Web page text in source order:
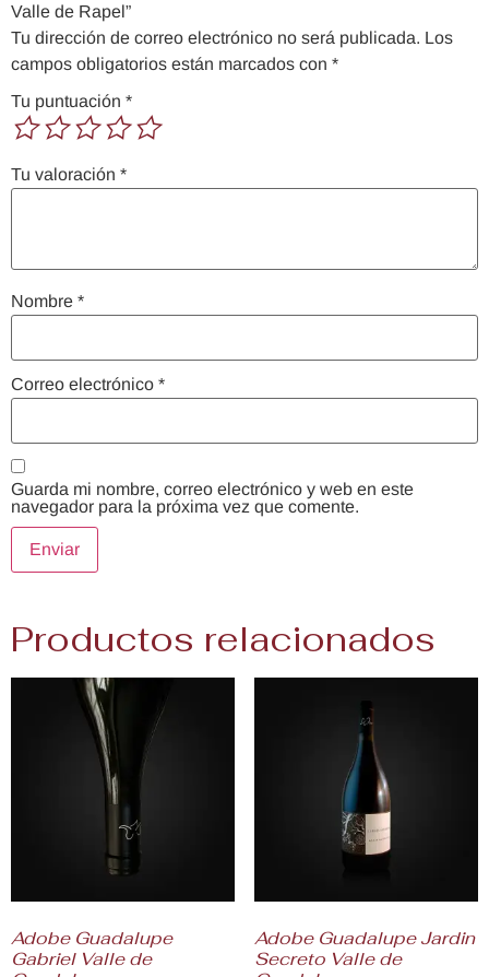
Valle de Rapel”
Tu dirección de correo electrónico no será publicada. Los
campos obligatorios están marcados con *
Tu puntuación *
Tu valoración *
Nombre *
Correo electrónico *
Guarda mi nombre, correo electrónico y web en este
navegador para la próxima vez que comente.
Productos relacionados
Adobe Guadalupe
Gabriel Valle de
Adobe Guadalupe Jardin
Secreto Valle de